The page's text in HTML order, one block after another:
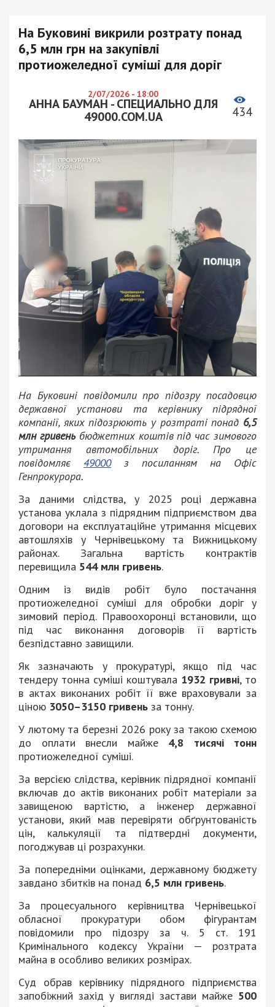
На Буковині викрили розтрату понад
6,5 млн грн на закупівлі
протиожеледної суміші для доріг
2/07/2026 - 18:00
АННА БАУМАН - СПЕЦИАЛЬНО ДЛЯ
49000.COM.UA
434
На Буковині повідомили про підозру посадовцю
державної установи та керівнику підрядної
компанії, яких підозрюють у розтраті понад 6,5
млн гривеньбюджетних коштів під час зимового
утримання автомобільних доріг. Про це
повідомляє 49000з посиланням на Офіс
Генпрокурора.
За даними слідства, у 2025 році державна
установа уклала з підрядним підприємством два
договори на експлуатаційне утримання місцевих
автошляхів у Чернівецькому та Вижницькому
районах. Загальна вартість контрактів
перевищила 544 млн гривень.
Одним із видів робіт було постачання
протиожеледної суміші для обробки доріг у
зимовий період. Правоохоронці встановили, що
під час виконання договорів її вартість
безпідставно завищили.
Як зазначають у прокуратурі, якщо під час
тендеру тонна суміші коштувала 1932 гривні, то
в актах виконаних робіт її вже враховували за
ціною 3050–3150 гривень за тонну.
У лютому та березні 2026 року за такою схемою
до оплати внесли майже 4,8 тисячі тонн
протиожеледної суміші.
За версією слідства, керівник підрядної компанії
включав до актів виконаних робіт матеріали за
завищеною вартістю, а інженер державної
установи, який мав перевіряти обґрунтованість
цін, калькуляції та підтвердні документи,
погоджував ці розрахунки.
За попередніми оцінками, державному бюджету
завдано збитків на понад 6,5 млн гривень.
За процесуального керівництва Чернівецької
обласної прокуратури обом фігурантам
повідомили про підозру за ч. 5 ст. 191
Кримінального кодексу України — розтрата
майна в особливо великих розмірах.
Суд обрав керівнику підрядного підприємства
запобіжний захід у вигляді застави майже 500